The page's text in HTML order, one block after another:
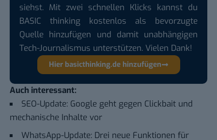
siehst. Mit zwei schnellen Klicks kannst du
BASIC thinking kostenlos als bevorzugte
Quelle hinzufügen und damit unabhängigen
Tech-Journalismus unterstützen. Vielen Dank!
Hier basicthinking.de hinzufügen
Auch interessant:
SEO-Update: Google geht gegen Clickbait und
mechanische Inhalte vor
WhatsApp-Update: Drei neue Funktionen für